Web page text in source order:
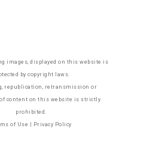
images, displayed on this website is
by copyright laws.
republication, retransmission or
content on this website is strictly
prohibited.
of Use Privacy Policy